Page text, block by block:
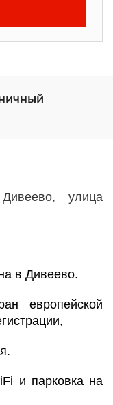
улица
в Дивеево.
европейской
и парковка на